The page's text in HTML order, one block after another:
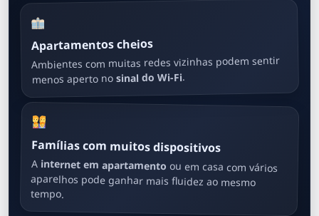
Apartamentos cheios
Ambientes com muitas redes vizinhas podem sentir
menos aperto nosinal do Wi-Fi.
Famílias com muitos dispositivos
A internet em apartamento ou em casa com vários
aparelhos pode ganhar mais fluidez ao mesmo
tempo.